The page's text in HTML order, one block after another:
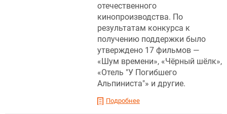
отечественного
кинопроизводства. По
результатам конкурса к
получению поддержки было
утверждено 17 фильмов —
«Шум времени», «Чёрный шёлк»,
«Отель "У Погибшего
Альпиниста"» и другие.
Подробнее